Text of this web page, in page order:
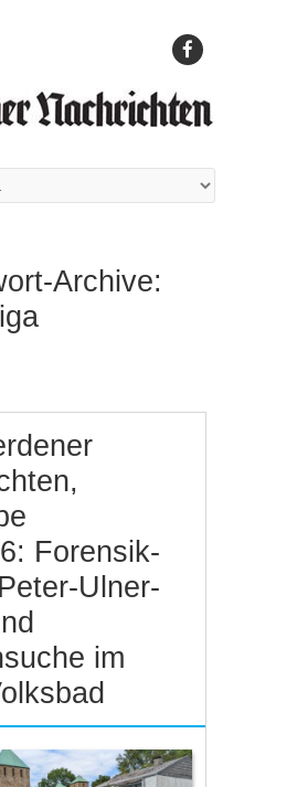
Archive:
Forensik-
Ulner-
im